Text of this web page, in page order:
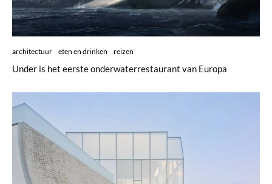
architectuur eten en drinken reizen
Under is het eerste onderwaterrestaurant van Europa